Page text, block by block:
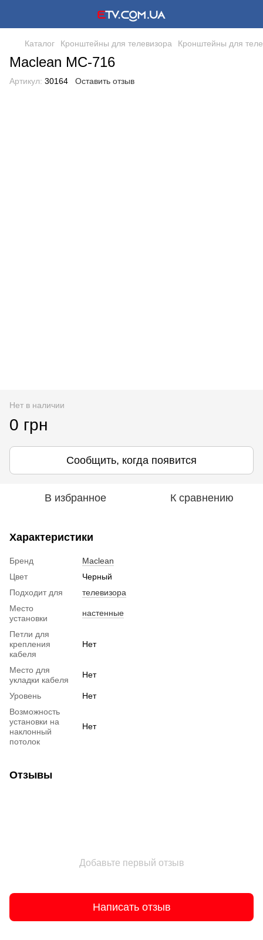
Каталог Кронштейны для телевизора Кронштейны для
Maclean MC-716
Артикул: 30164 Оставить отзыв
Нет в наличии
0 грн
Сообщить, когда появится
В избранное К сравнению
Характеристики
Бренд
Maclean
Цвет
Черный
Подходит для
телевизора
Место
установки
настенные
Петли для
крепления
кабеля
Нет
Место для
укладки кабеля
Нет
Уровень
Нет
Возможность
установки на
наклонный
потолок
Нет
Отзывы
Добавьте первый отзыв
Написать отзыв